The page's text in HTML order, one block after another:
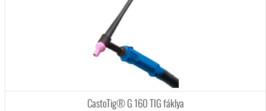
CastoTig® G 160 TIG fáklya